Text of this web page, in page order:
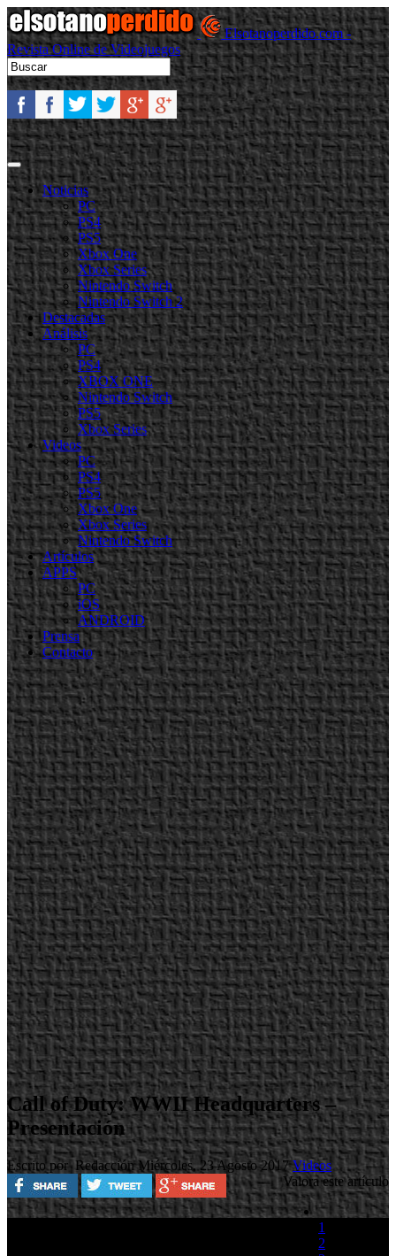
Elsotanoperdido.com -
Revista Online de Videojuegos
Noticias
PC
PS4
PS5
Xbox One
Xbox Series
Nintendo Switch
Nintendo Switch 2
Destacadas
Análisis
PC
PS4
XBOX ONE
Nintendo Switch
PS5
Xbox Series
Videos
PC
PS4
PS5
Xbox One
Xbox Series
Nintendo Switch
Artículos
APPS
PC
iOS
ANDROID
Prensa
Contacto
Call of Duty: WWII Headquarters –
Presentación
Escrito por RedacciónMiércoles, 23 Agosto 2017Videos
Valora este artículo
1
2